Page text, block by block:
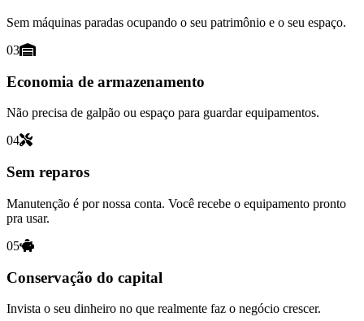
Sem máquinas paradas ocupando o seu patrimônio e o seu espaço.
03
Economia de armazenamento
Não precisa de galpão ou espaço para guardar equipamentos.
04
Sem reparos
Manutenção é por nossa conta. Você recebe o equipamento pronto
pra usar.
05
Conservação do capital
Invista o seu dinheiro no que realmente faz o negócio crescer.